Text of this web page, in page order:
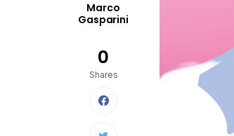
Marco
Gasparini
0
Shares